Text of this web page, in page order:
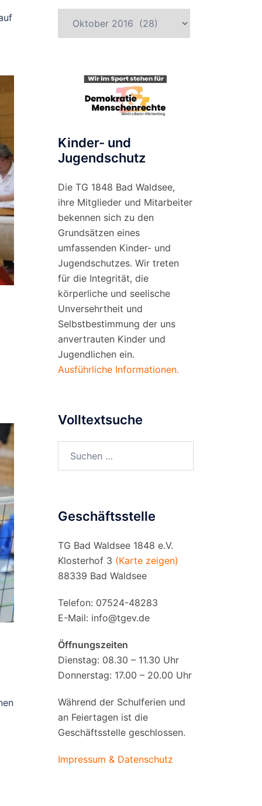
nach
Kinder- und
Jugendschutz
Die TG 1848 Bad Waldsee,
ihre Mitglieder und Mitarbeiter
bekennen sich zu den
Grundsätzen eines
umfassenden Kinder- und
Jugendschutzes. Wir treten
für die Integrität, die
körperliche und seelische
Unversehrtheit und
Selbstbestimmung der uns
anvertrauten Kinder und
Jugendlichen ein.
Ausführliche Informationen.
Volltextsuche
nach:
Geschäftsstelle
TG Bad Waldsee 1848 e.V.
Klosterhof 3 (Karte zeigen)
88339 Bad Waldsee
Telefon: 07524-48283
E-Mail: info@tgev.de
Öffnungszeiten
Dienstag: 08.30 – 11.30 Uhr
Donnerstag: 17.00 – 20.00 Uhr
Während der Schulferien und
an Feiertagen ist die
Geschäftsstelle geschlossen.
Impressum & Datenschutz